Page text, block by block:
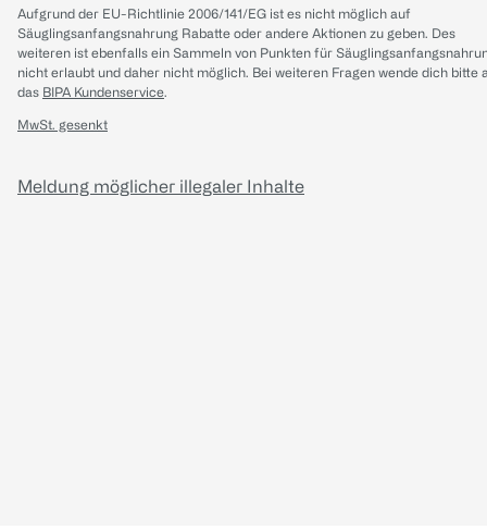
Aufgrund der EU-Richtlinie 2006/141/EG ist es nicht möglich auf
Säuglingsanfangsnahrung Rabatte oder andere Aktionen zu geben. Des
weiteren ist ebenfalls ein Sammeln von Punkten für
nicht erlaubt und daher nicht möglich. Bei weiteren Fragen wende dich bitte
das BIPA Kundenservice.
MwSt. gesenkt
Meldung möglicher illegaler Inhalte